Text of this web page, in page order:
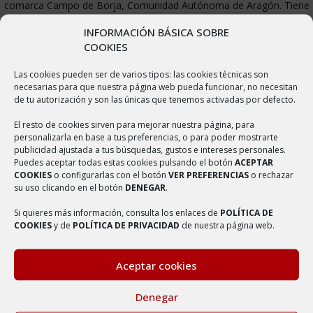
INFORMACIÓN BÁSICA SOBRE
COOKIES
Las cookies pueden ser de varios tipos: las cookies técnicas son
necesarias para que nuestra página web pueda funcionar, no necesitan
de tu autorización y son las únicas que tenemos activadas por defecto.
El resto de cookies sirven para mejorar nuestra página, para
personalizarla en base a tus preferencias, o para poder mostrarte
publicidad ajustada a tus búsquedas, gustos e intereses personales.
Puedes aceptar todas estas cookies pulsando el botón ACEPTAR
COOKIES o configurarlas con el botón VER PREFERENCIAS o rechazar
su uso clicando en el botón DENEGAR.
Si quieres más información, consulta los enlaces de POLÍTICA DE
COOKIESy de POLÍTICA DE PRIVACIDAD de nuestra página web.
Aceptar cookies
Denegar
comarca Campo de Borja, Comunidad Autónoma de Aragón. Tiene
un área de 61,31 km² con una población de 320 habitantes y una
densidad de 5,22 hab/km². De fundación inmemorial, con
perteneciente a la provincia de Zaragoza, en el Antiguo Reino de
Aragón, poseedora de muchas y muy veneradas Reliquias. Perdida
la noticia de su fundación en las más remotísimas edades, hoy solo
nos consta de los primeros siglos de su existencia que era una
población importantísima, dividida en dos por la Cañada, que
separaba la población antigua de la llamada “Villa Nueva”, que